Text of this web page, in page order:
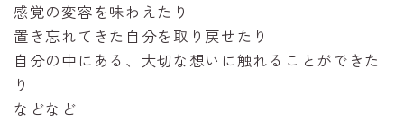
感覚の変容を味わえたり
置き忘れてきた自分を取り戻せたり
自分の中にある、大切な想いに触れることができた
り
などなど